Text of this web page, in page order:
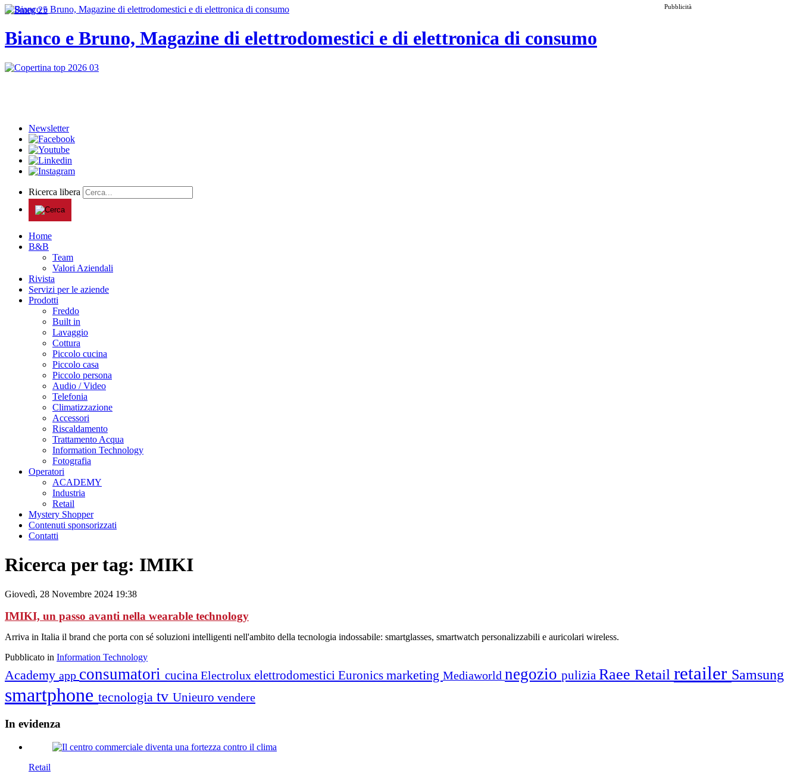
Pubblicità
Bianco e Bruno, Magazine di elettrodomestici e di elettronica di consumo
Newsletter
Ricerca libera
Home
B&B
Team
Valori Aziendali
Rivista
Servizi per le aziende
Prodotti
Freddo
Built in
Lavaggio
Cottura
Piccolo cucina
Piccolo casa
Piccolo persona
Audio / Video
Telefonia
Climatizzazione
Accessori
Riscaldamento
Trattamento Acqua
Information Technology
Fotografia
Operatori
ACADEMY
Industria
Retail
Mystery Shopper
Contenuti sponsorizzati
Contatti
Ricerca per tag: IMIKI
Giovedì, 28 Novembre 2024 19:38
IMIKI, un passo avanti nella wearable technology
Arriva in Italia il brand che porta con sé soluzioni intelligenti nell'ambito della tecnologia indossabile: smartglasses, smartwatch personalizzabili e auricolari wireless.
Pubblicato in Information Technology
Academy app consumatori cucina Electrolux elettrodomestici Euronics marketing Mediaworld negozio pulizia Raee Retail retailer Samsung
smartphone tecnologia tv Unieuro vendere
In evidenza
Retail